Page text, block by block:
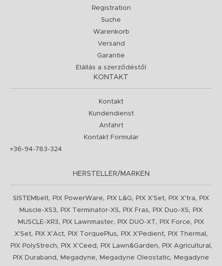
Registration
Suche
Warenkorb
Versand
Garantie
Elállás a szerződéstől
KONTAKT
Kontakt
Kundendienst
Anfahrt
Kontakt Formular
+36-94-783-324
HERSTELLER/MARKEN
SISTEMbelt, PIX PowerWare, PIX L&G, PIX X'Set, PIX X'tra,
PIX
Muscle-XS3, PIX Terminator-XS, PIX Fras, PIX Duo-XS,
PIX
MUSCLE-XR3, PIX Lawnmaster, PIX DUO-XT, PIX Force,
PIX
X'Set, PIX X'Act, PIX TorquePlus, PIX X'Pedient, PIX Thermal ,
PIX PolyStrech, PIX X'Ceed , PIX Lawn&Garden, PIX Agricultural ,
PIX Duraband , Megadyne, Megadyne Oleostatic, Megadyne